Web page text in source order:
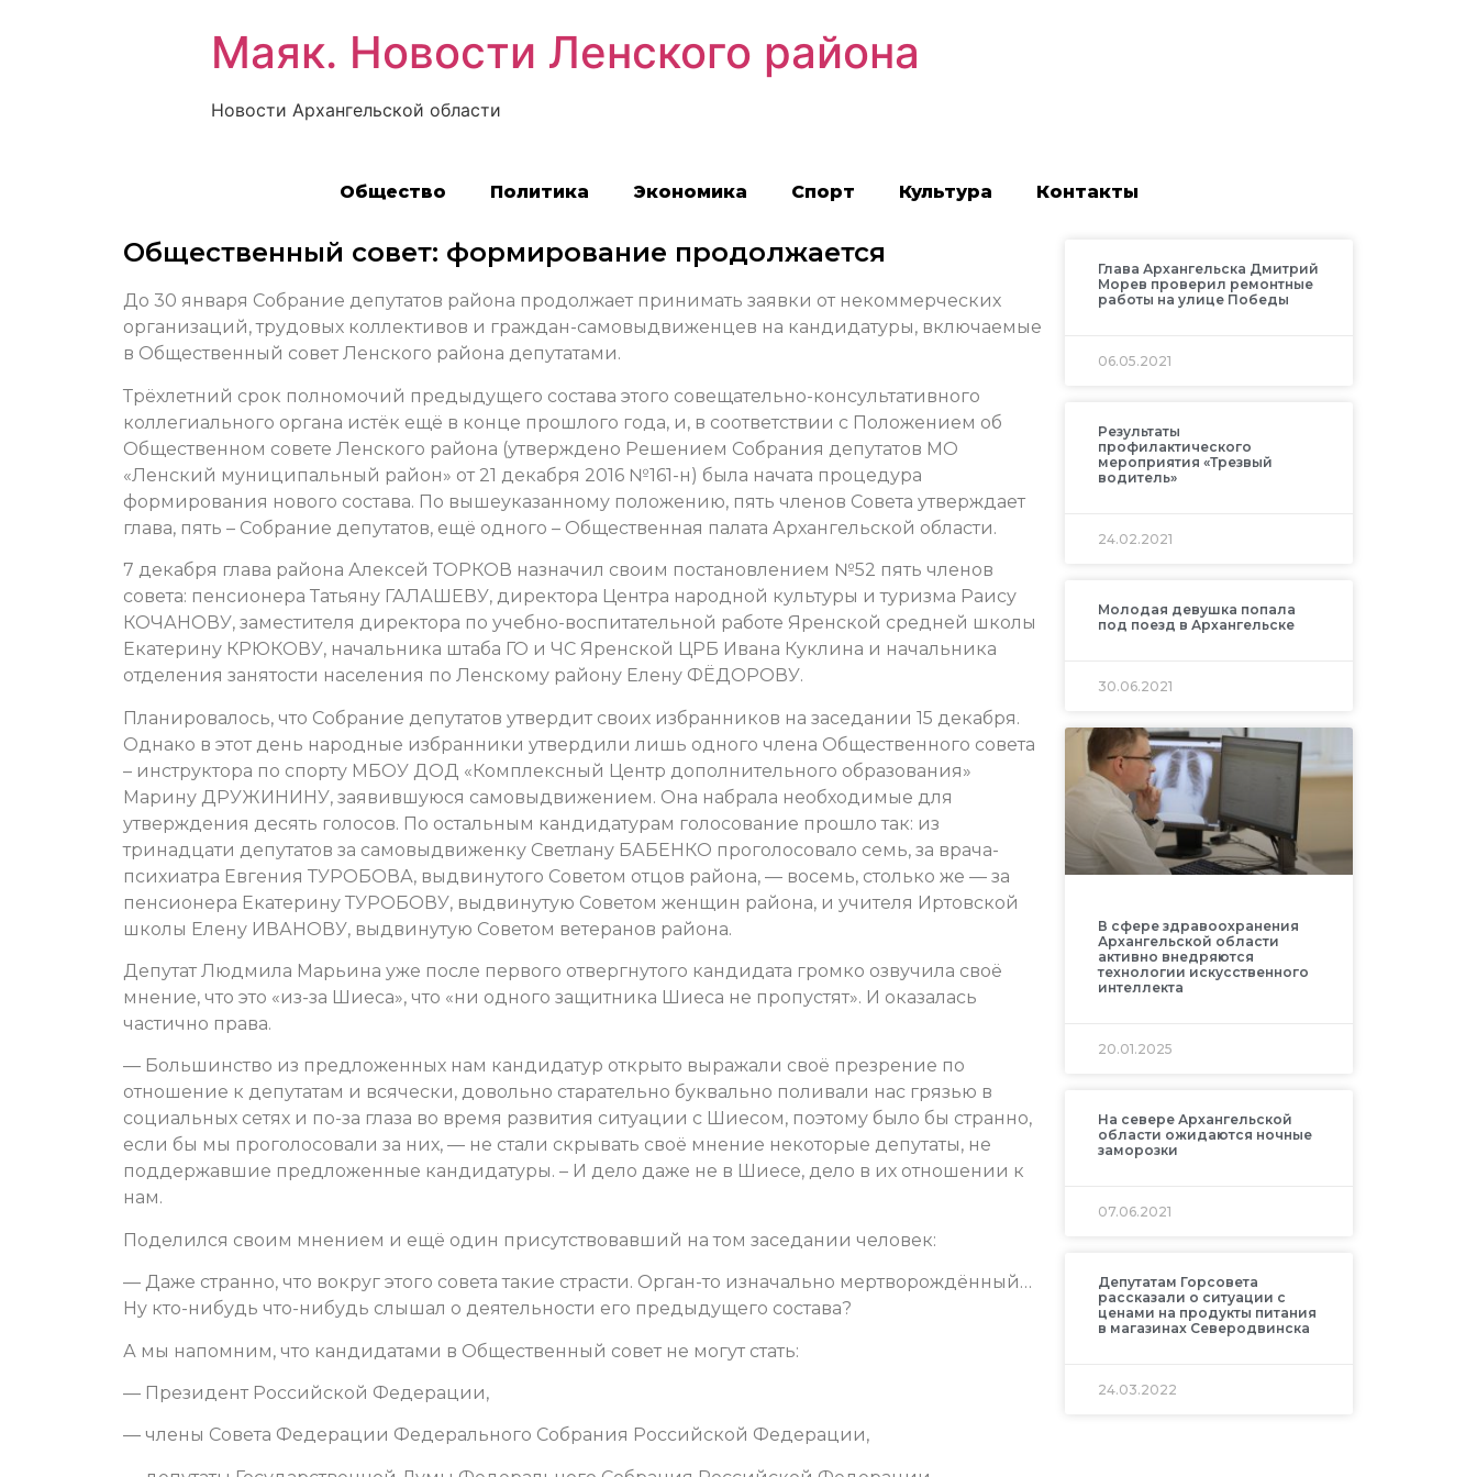
Маяк. Новости Ленского района
Новости Архангельской области
Общество Политика Экономика Спорт Культура Контакты
Общественный совет: формирование продолжается
До 30 января Собрание депутатов района продолжает принимать заявки от некоммерческих
организаций, трудовых коллективов и граждан-самовыдвиженцев на кандидатуры, включаемые
в Общественный совет Ленского района депутатами.
Трёхлетний срок полномочий предыдущего состава этого совещательно-консультативного
коллегиального органа истёк ещё в конце прошлого года, и, в соответствии с Положением об
Общественном совете Ленского района (утверждено Решением Собрания депутатов МО
«Ленский муниципальный район» от 21 декабря 2016 №161-н) была начата процедура
формирования нового состава. По вышеуказанному положению, пять членов Совета утверждает
глава, пять – Собрание депутатов, ещё одного – Общественная палата Архангельской области.
7 декабря глава района Алексей ТОРКОВ назначил своим постановлением №52 пять членов
совета: пенсионера Татьяну ГАЛАШЕВУ, директора Центра народной культуры и туризма Раису
КОЧАНОВУ, заместителя директора по учебно-воспитательной работе Яренской средней школы
Екатерину КРЮКОВУ, начальника штаба ГО и ЧС Яренской ЦРБ Ивана Куклина и начальника
отделения занятости населения по Ленскому району Елену ФЁДОРОВУ.
Планировалось, что Собрание депутатов утвердит своих избранников на заседании 15 декабря.
Однако в этот день народные избранники утвердили лишь одного члена Общественного совета
– инструктора по спорту МБОУ ДОД «Комплексный Центр дополнительного образования»
Марину ДРУЖИНИНУ, заявившуюся самовыдвижением. Она набрала необходимые для
утверждения десять голосов. По остальным кандидатурам голосование прошло так: из
тринадцати депутатов за самовыдвиженку Светлану БАБЕНКО проголосовало семь, за врача-
психиатра Евгения ТУРОБОВА, выдвинутого Советом отцов района, — восемь, столько же — за
пенсионера Екатерину ТУРОБОВУ, выдвинутую Советом женщин района, и учителя Иртовской
школы Елену ИВАНОВУ, выдвинутую Советом ветеранов района.
Депутат Людмила Марьина уже после первого отвергнутого кандидата громко озвучила своё
мнение, что это «из-за Шиеса», что «ни одного защитника Шиеса не пропустят». И оказалась
частично права.
— Большинство из предложенных нам кандидатур открыто выражали своё презрение по
отношение к депутатам и всячески, довольно старательно буквально поливали нас грязью в
социальных сетях и по-за глаза во время развития ситуации с Шиесом, поэтому было бы странно,
если бы мы проголосовали за них, — не стали скрывать своё мнение некоторые депутаты, не
поддержавшие предложенные кандидатуры. – И дело даже не в Шиесе, дело в их отношении к
нам.
Поделился своим мнением и ещё один присутствовавший на том заседании человек:
— Даже странно, что вокруг этого совета такие страсти. Орган-то изначально мертворождённый…
Ну кто-нибудь что-нибудь слышал о деятельности его предыдущего состава?
А мы напомним, что кандидатами в Общественный совет не могут стать:
— Президент Российской Федерации,
— члены Совета Федерации Федерального Собрания Российской Федерации,
Глава Архангельска Дмитрий
Морев проверил ремонтные
работы на улице Победы
06.05.2021
Результаты
профилактического
мероприятия «Трезвый
водитель»
24.02.2021
Молодая девушка попала
под поезд в Архангельске
30.06.2021
В сфере здравоохранения
Архангельской области
активно внедряются
технологии искусственного
интеллекта
20.01.2025
На севере Архангельской
области ожидаются ночные
заморозки
07.06.2021
Депутатам Горсовета
рассказали о ситуации с
ценами на продукты питания
в магазинах Северодвинска
24.03.2022